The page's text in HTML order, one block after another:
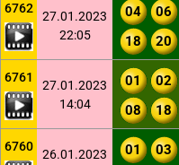
6762
27.01.2023
22:05
04 06
18
20
6761
27.01.2023
14:04
01 02
08
18
6760
26.01.2023
01 03